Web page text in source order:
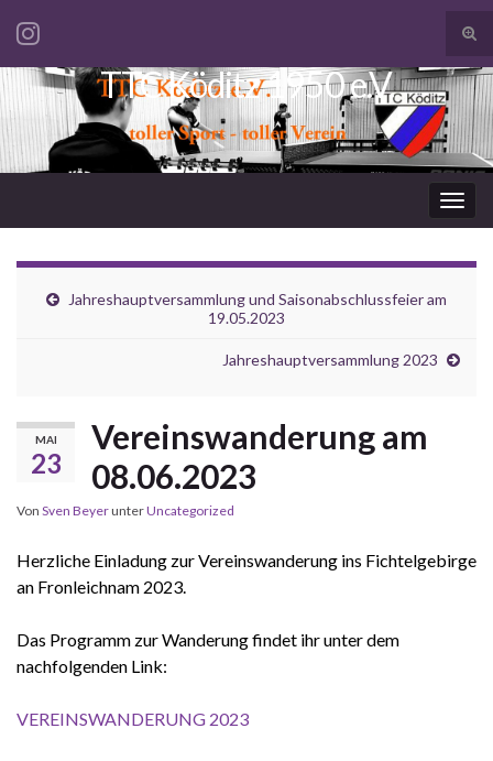
Search for:
TTC Köditz 1950 e.V.
Jahreshauptversammlung und Saisonabschlussfeier am
19.05.2023
Jahreshauptversammlung 2023
MAI
23
Vereinswanderung am
08.06.2023
Von Sven BeyerunterUncategorized
Herzliche Einladung zur Vereinswanderung ins Fichtelgebirge
an Fronleichnam 2023.
Das Programm zur Wanderung findet ihr unter dem
nachfolgenden Link:
VEREINSWANDERUNG 2023